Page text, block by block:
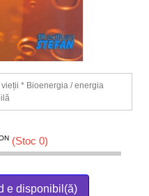
* Bioenergia / energia
(Stoc 0)
e disponibil(ă)